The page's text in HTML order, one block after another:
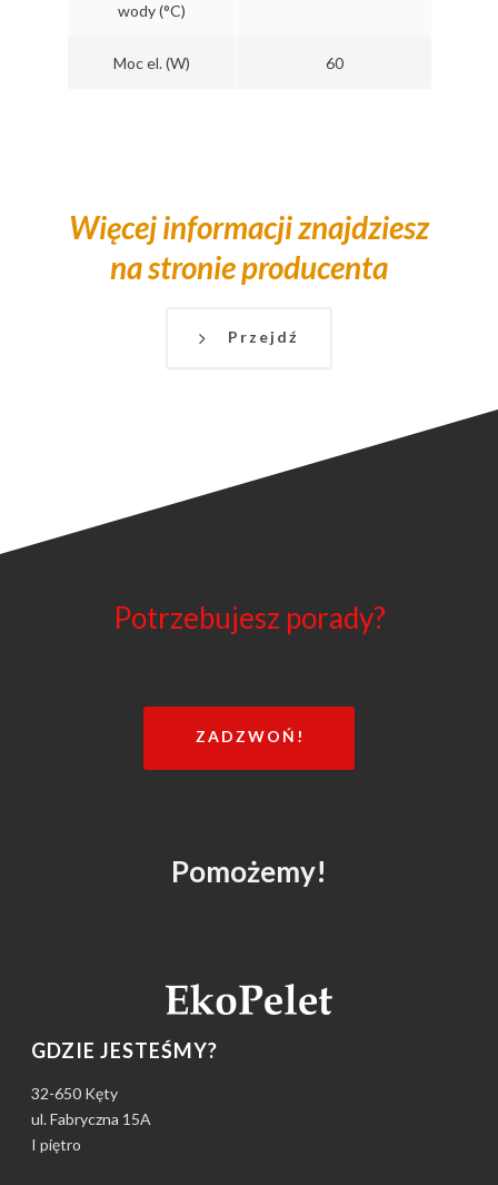
wody (°C)
Moc el. (W) 60
Więcej informacji znajdziesz
na stronie producenta
Przejdź
Potrzebujesz porady?
ZADZWOŃ!
Pomożemy!
GDZIE JESTEŚMY?
32-650 Kęty
ul. Fabryczna 15A
I piętro